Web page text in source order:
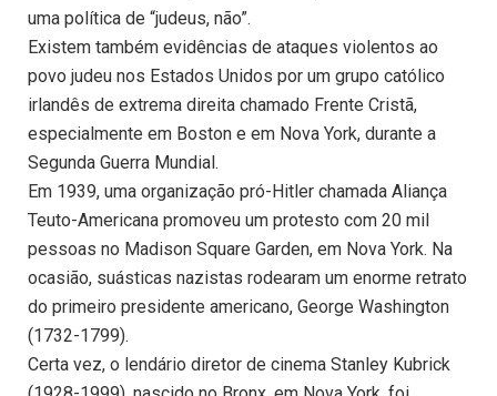
uma política de “judeus, não”.
Existem também evidências de ataques violentos ao
povo judeu nos Estados Unidos por um grupo católico
irlandês de extrema direita chamado Frente Cristã,
especialmente em Boston e em Nova York, durante a
Segunda Guerra Mundial.
Em 1939, uma organização pró-Hitler chamada Aliança
Teuto-Americana promoveu um protesto com 20 mil
pessoas no Madison Square Garden, em Nova York. Na
ocasião, suásticas nazistas rodearam um enorme retrato
do primeiro presidente americano, George Washington
(1732-1799).
Certa vez, o lendário diretor de cinema Stanley Kubrick